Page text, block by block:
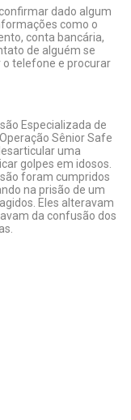
dado algum
como o
conta bancária,
de alguém se
o telefone e procurar
Especializada de
Sênior Safe
uma
golpes em idosos.
foram cumpridos
na prisão de um
Eles alteravam
da confusão dos